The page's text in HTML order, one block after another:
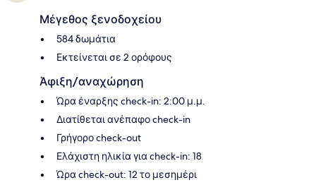
Μέγεθος ξενοδοχείου
584 δωμάτια
Εκτείνεται σε 2 ορόφους
Άφιξη/αναχώρηση
Ώρα έναρξης check-in: 2:00 μ.μ.
Διατίθεται ανέπαφο check-in
Γρήγορο check-out
Ελάχιστη ηλικία για check-in: 18
Ώρα check-out: 12 το μεσημέρι